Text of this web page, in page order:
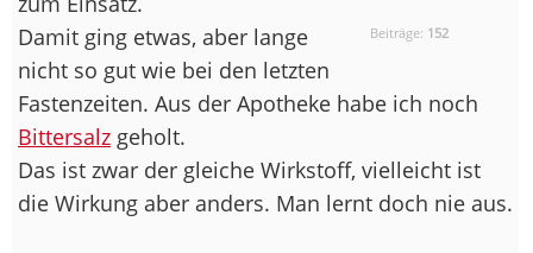
Beiträge: 152
Damit ging etwas, aber lange
nicht so gut wie bei den letzten
Fastenzeiten. Aus der Apotheke habe ich noch
Bittersalz geholt.
Das ist zwar der gleiche Wirkstoff, vielleicht ist
die Wirkung aber anders. Man lernt doch nie aus.